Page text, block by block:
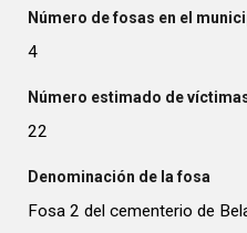
Número de fosas en el
4
Número estimado de
22
Denominación de la fosa
Fosa 2 del cementerio de